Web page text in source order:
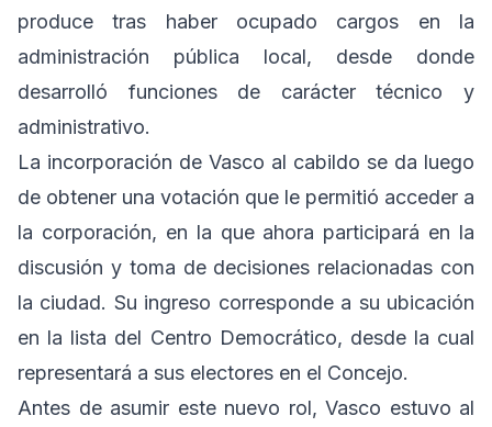
produce tras haber ocupado cargos en la
administración pública local, desde donde
desarrolló funciones de carácter técnico y
administrativo.
La incorporación de Vasco al cabildo se da luego
de obtener una votación que le permitió acceder a
la corporación, en la que ahora participará en la
discusión y toma de decisiones relacionadas con
la ciudad. Su ingreso corresponde a su ubicación
en la lista del Centro Democrático, desde la cual
representará a sus electores en el Concejo.
Antes de asumir este nuevo rol, Vasco estuvo al